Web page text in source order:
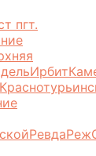
пгт.
Ирбит
РевдаРеж